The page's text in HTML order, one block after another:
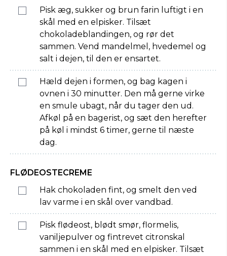
Pisk æg, sukker og brun farin luftigt i en
skål med en elpisker. Tilsæt
chokoladeblandingen, og rør det
sammen. Vend mandelmel, hvedemel og
salt i dejen, til den er ensartet.
Hæld dejen i formen, og bag kagen i
ovnen i 30 minutter. Den må gerne virke
en smule ubagt, når du tager den ud.
Afkøl på en bagerist, og sæt den herefter
på køl i mindst 6 timer, gerne til næste
dag.
FLØDEOSTECREME
Hak chokoladen fint, og smelt den ved
lav varme i en skål over vandbad.
Pisk flødeost, blødt smør, flormelis,
vaniljepulver og fintrevet citronskal
sammen i en skål med en elpisker. Tilsæt